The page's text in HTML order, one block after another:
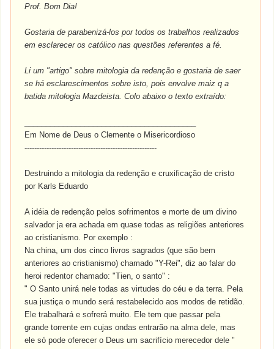
Prof. Bom Dia!
Gostaria de parabenizá-los por todos os trabalhos realizados
em esclarecer os católico nas questões referentes a fé.
Li um "artigo" sobre mitologia da redenção e gostaria de saer
se há esclarescimentos sobre isto, pois envolve maiz q a
batida mitologia Mazdeista. Colo abaixo o texto extraído:
Em Nome de Deus o Clemente o Misericordioso
------------------------------------------------------
Destruindo a mitologia da redenção e cruxificação de cristo
por Karls Eduardo
A idéia de redenção pelos sofrimentos e morte de um divino
salvador ja era achada em quase todas as religiões anteriores
ao cristianismo. Por exemplo :
Na china, um dos cinco livros sagrados (que são bem
anteriores ao cristianismo) chamado "Y-Rei", diz ao falar do
heroi redentor chamado: "Tien, o santo" :
" O Santo unirá nele todas as virtudes do céu e da terra. Pela
sua justiça o mundo será restabelecido aos modos de retidão.
Ele trabalhará e sofrerá muito. Ele tem que passar pela
grande torrente em cujas ondas entrarão na alma dele, mas
ele só pode oferecer o Deus um sacrifício merecedor dele "